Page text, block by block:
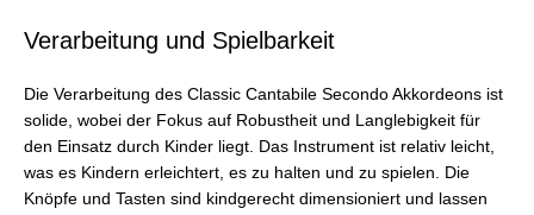
Verarbeitung und Spielbarkeit
Die Verarbeitung des Classic Cantabile Secondo Akkordeons ist
solide, wobei der Fokus auf Robustheit und Langlebigkeit für
den Einsatz durch Kinder liegt. Das Instrument ist relativ leicht,
was es Kindern erleichtert, es zu halten und zu spielen. Die
Knöpfe und Tasten sind kindgerecht dimensioniert und lassen